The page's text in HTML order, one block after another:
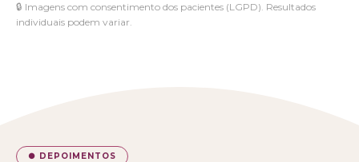
🔒 Imagens com consentimento dos pacientes (LGPD). Resultados
individuais podem variar.
● DEPOIMENTOS